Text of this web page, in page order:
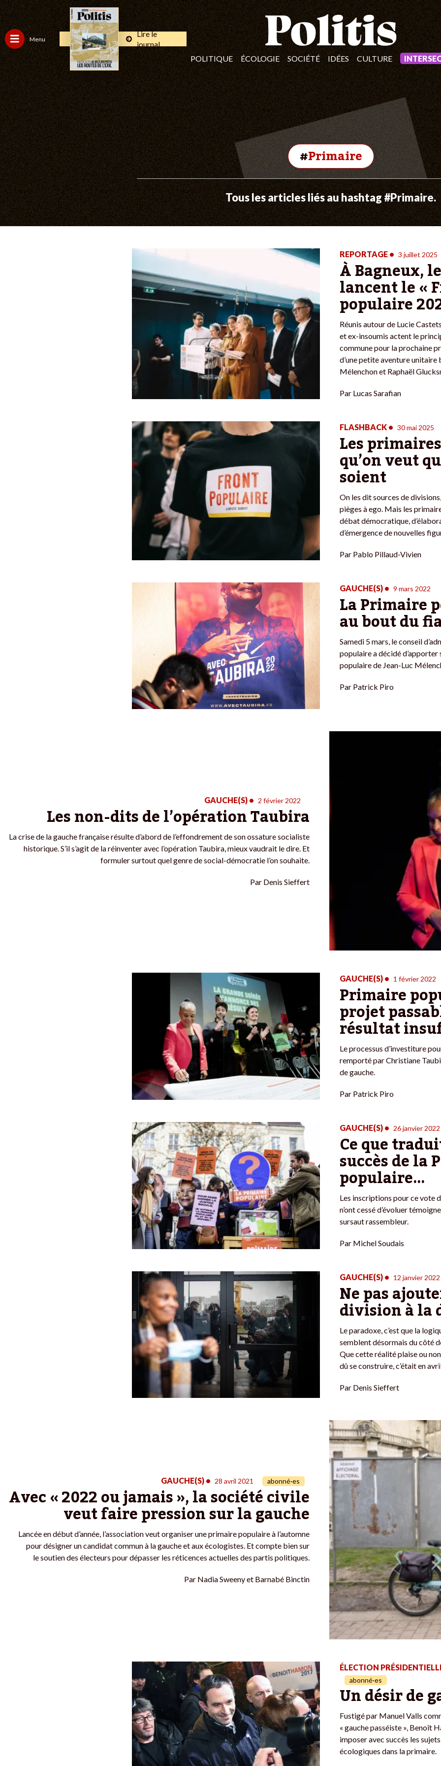
Menu
Lire le
journal
POLITIQUE
ÉCOLOGIE SOCIÉTÉ IDÉES CULTURE
#Primaire
Tous les articles liés au hashtag #Primaire.
REPORTAGE • 3 juillet 2025
À Bagneux,
lancent le «
populaire
Réunis autour de Lucie
et ex-insoumis actent le
commune pour la prochaine
d’une petite aventure unitaire
Mélenchon et Raphaël
Par Lucas Sarafian
FLASHBACK • 30 mai 2025
Les
qu’on veut
soient
On les dit sources de
pièges à ego. Mais les
débat démocratique,
d’émergence de nouvelles
Par Pablo Pillaud-Vivien
GAUCHE(S) • 9 mars 2022
La Primaire
au bout du
Samedi 5 mars, le conseil
populaire a décidé d’apporter
populaire de Jean-Luc
Par Patrick Piro
GAUCHE(S) • 2 février 2022
Les non-dits de l’opération Taubira
La crise de la gauche française résulte d’abord de l’effondrement de son ossature socialiste
historique. S’il s’agit de la réinventer avec l’opération Taubira, mieux vaudrait le dire. Et
formuler surtout quel genre de social-démocratie l’on souhaite.
Par Denis Sieffert
GAUCHE(S) • 1 février 2022
Primaire
projet
résultat
Le processus d’investiture
remporté par Christiane
de gauche.
Par Patrick Piro
GAUCHE(S) • 26 janvier 2022
Ce que
succès de la
populaire…
Les inscriptions pour ce vote
n’ont cessé d’évoluer
sursaut rassembleur.
Par Michel Soudais
GAUCHE(S) • 12 janvier 2022
Ne pas
division à la
Le paradoxe, c’est que la
semblent désormais du côté
Que cette réalité plaise ou
dû se construire, c’était en
Par Denis Sieffert
GAUCHE(S) • 28 avril 2021 abonné·es
Avec « 2022 ou jamais », la société civile
veut faire pression sur la gauche
Lancée en début d’année, l’association veut organiser une primaire populaire à l’automne
pour désigner un candidat commun à la gauche et aux écologistes. Et compte bien sur
le soutien des électeurs pour dépasser les réticences actuelles des partis politiques.
Par Nadia Sweeny et Barnabé Binctin
ÉLECTION
abonné·es
Un désir de
Fustigé par Manuel Valls
« gauche passéiste », Benoît
imposer avec succès les
écologiques dans la primaire.